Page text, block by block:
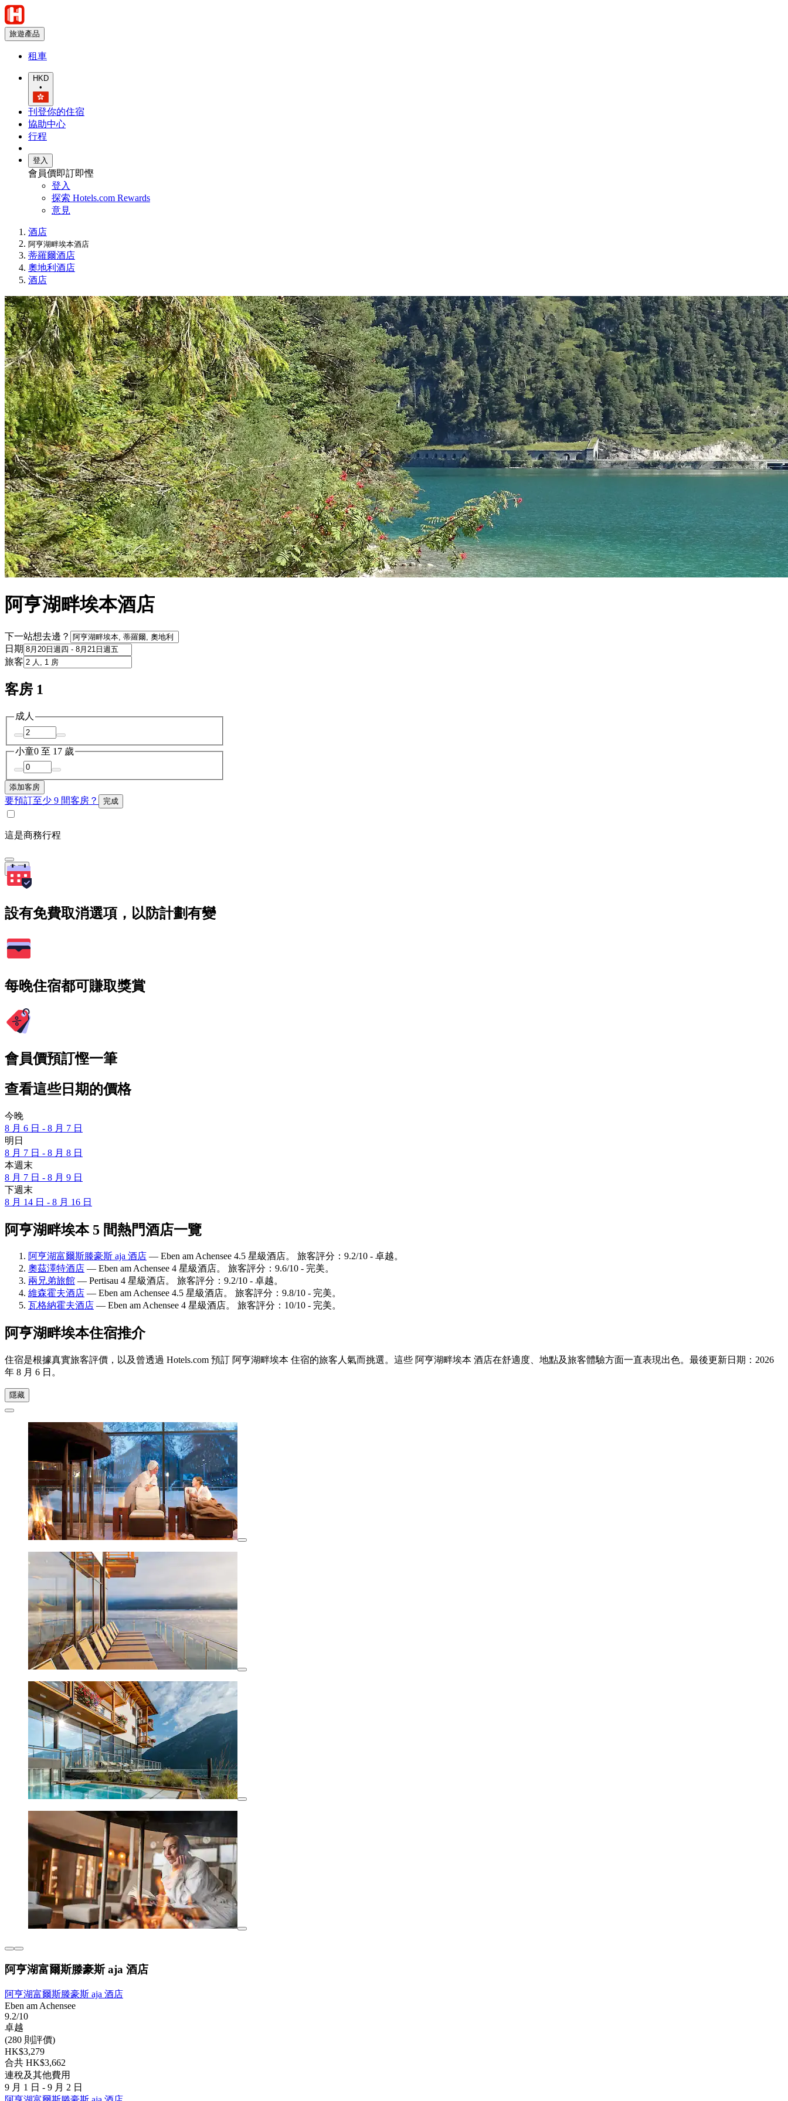
旅遊產品
租車
HKD
•
刊登你的住宿
協助中心
行程
登入
會員價即訂即慳
登入
探索 Hotels.com Rewards
意見
酒店
阿亨湖畔埃本酒店
蒂羅爾酒店
奧地利酒店
酒店
阿亨湖畔埃本酒店
下一站想去邊？
日期
旅客
客房 1
成人
小童0 至 17 歲
添加客房
要預訂至少 9 間客房？ 完成
這是商務行程
搜尋
設有免費取消選項，以防計劃有變
每晚住宿都可賺取獎賞
會員價預訂慳一筆
查看這些日期的價格
今晚
8 月 6 日 - 8 月 7 日
明日
8 月 7 日 - 8 月 8 日
本週末
8 月 7 日 - 8 月 9 日
下週末
8 月 14 日 - 8 月 16 日
阿亨湖畔埃本 5 間熱門酒店一覽
阿亨湖富爾斯滕豪斯 aja 酒店 — Eben am Achensee 4.5 星級酒店。 旅客評分：9.2/10 - 卓越。
奧茲澤特酒店 — Eben am Achensee 4 星級酒店。 旅客評分：9.6/10 - 完美。
兩兄弟旅館 — Pertisau 4 星級酒店。 旅客評分：9.2/10 - 卓越。
維森霍夫酒店 — Eben am Achensee 4.5 星級酒店。 旅客評分：9.8/10 - 完美。
瓦格納霍夫酒店 — Eben am Achensee 4 星級酒店。 旅客評分：10/10 - 完美。
阿亨湖畔埃本住宿推介
住宿是根據真實旅客評價，以及曾透過 Hotels.com 預訂 阿亨湖畔埃本 住宿的旅客人氣而挑選。這些 阿亨湖畔埃本 酒店在舒適度、地點及旅客體驗方面一直表現出色。最後更新日期： 2026
年 8 月 6 日 。
隱藏
阿亨湖富爾斯滕豪斯 aja 酒店
阿亨湖富爾斯滕豪斯 aja 酒店
Eben am Achensee
9.2/10
卓越
(280 則評價)
HK$3,279
合共 HK$3,662
連稅及其他費用
9 月 1 日 - 9 月 2 日